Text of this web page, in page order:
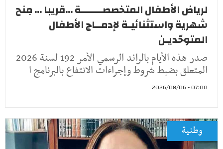
لرياض الأطفال المتخصصـــــــة ...قريبا ... مِنح
شهرية واستثنائيـة لإدمــاج الأطفال
المتوحّديـن
صدر هذه الأيام بالرائد الرسمي الأمر 192 لسنة 2026
المتعلق بضبط شروط وإجراءات الانتفاع بالبرنامج ا
07:00 - 2026/08/06
وطنية